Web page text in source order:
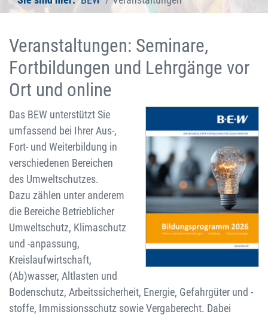
Veranstaltungen: Seminare,
Fortbildungen und Lehrgänge vor
Ort und online
Das BEW unterstützt Sie
umfassend bei Ihrer Aus-,
Fort- und Weiterbildung in
verschiedenen Bereichen
des Umweltschutzes.
Dazu zählen unter anderem
die Bereiche Betrieblicher
Umweltschutz, Klimaschutz
und -anpassung,
Kreislaufwirtschaft,
(Ab)wasser, Altlasten und
Bodenschutz, Arbeitssicherheit, Energie, Gefahrgüter und -
stoffe, Immissionsschutz sowie Vergaberecht. Dabei